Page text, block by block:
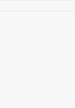
FRAGRANCE
COUMARIN,
SALICYLATE, BHT,